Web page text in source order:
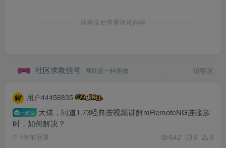
请登录后查看评论内容
社区求救信号 帮助是一种美德 问答区
用户44456835
已解决 大佬，问道1.73经典按视频讲解mRemoteNG连接超
时，如何解决？
1年前回复 642 5 0